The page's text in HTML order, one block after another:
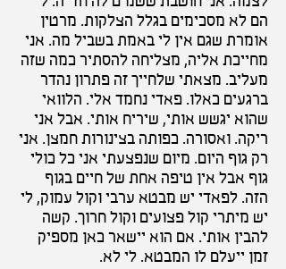
הם לא מסכימים בגלל הצלקות. מרטין
אומרת שגם אין לי באמת בשביל מה. אני
מחייכת אליה, מצליחה להסתיר כמה שזה
מעליב. מצאתי שלחייך זה פתרון נהדר
ברגעים כאלו. פאדי נחמד אלי. הלוואי
שהוא יגשש אותי, שיריח אותי. אבל אני
ריקה. ואסורה. כפותה בצינורות חמצן. אני
רק גוף היום. מיום שנפצעתי אני כל כולי
גוף אבל אין טיפה אחת של חיים בגוף
הזה. לפאדי יש מבטא ערבי וקול עמוק, לי
יש מיתרי קול פצועים וקול חרוך. קשה
להבין אותי. אם הוא יישאר כאן מספיק
זמן ייעלם לו המבטא. לי לא.